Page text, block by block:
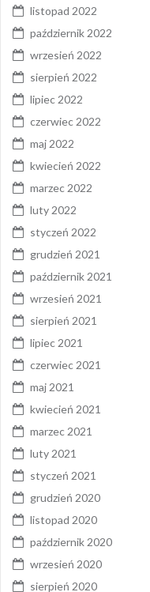
listopad 2022
październik 2022
wrzesień 2022
sierpień 2022
lipiec 2022
czerwiec 2022
maj 2022
kwiecień 2022
marzec 2022
luty 2022
styczeń 2022
grudzień 2021
październik 2021
wrzesień 2021
sierpień 2021
lipiec 2021
czerwiec 2021
maj 2021
kwiecień 2021
marzec 2021
luty 2021
styczeń 2021
grudzień 2020
listopad 2020
październik 2020
wrzesień 2020
sierpień 2020